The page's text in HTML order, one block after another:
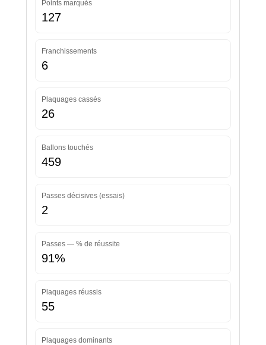
Points marqués
127
Franchissements
6
Plaquages cassés
26
Ballons touchés
459
Passes décisives (essais)
2
Passes — % de réussite
91%
Plaquages réussis
55
Plaquages dominants